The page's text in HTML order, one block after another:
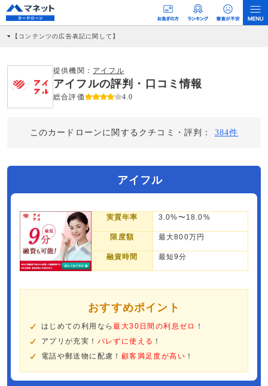
【コンテンツの広告表記に関して】
社に対して企業から紹介報酬が支払われるという収益モデルです。 ただし、特定の
商品を根拠なくPRするものではなく、当編集部の調査／ユーザーへの口コミ収集な
どに基づき、公平性を担保した情報提供を行っています。
>提携企業一覧
提供機関： アイフル
アイフルの評判・口コミ情報
総合評価 4.0
このカードローンに関するクチコミ・評判： 384件
アイフル
実質年率 3.0%〜18.0%
限度額 最大800万円
融資時間 最短9分
おすすめポイント
はじめての利用なら最大30日間の利息ゼロ
！
アプリが充実！ バレずに使える ！
電話や郵送物に配慮！ 顧客満足度が高い ！